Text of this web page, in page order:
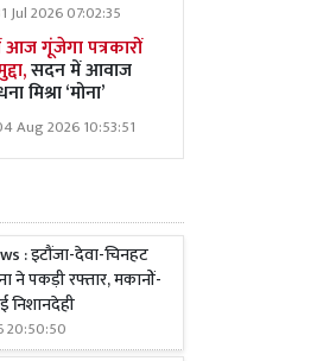
Jul 2026 07:02:35
आज गूंजेगा पत्रकारों
सदन में आवाज
मिश्रा ‘मोना’
Aug 2026 10:53:51
: इटौंजा-देवा-चिनहट
ने पकड़ी रफ्तार, मकानों-
निशानदेही
20:50:50